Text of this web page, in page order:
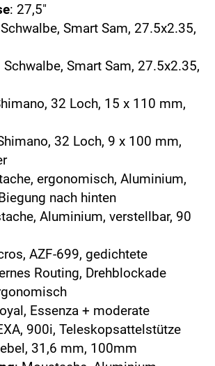
: 27,5"
Smart Sam, 27.5x2.35,
Schwalbe, Smart Sam, 27.5x2.35,
32 Loch, 15 x 110 mm,
32 Loch, 9 x 100 mm,
ergonomisch, Aluminium,
nach hinten
Aluminium, verstellbar, 90
AZF-699, gedichtete
Routing, Drehblockade
Essenza + moderate
900i, Teleskopsattelstütze
31,6 mm, 100mm